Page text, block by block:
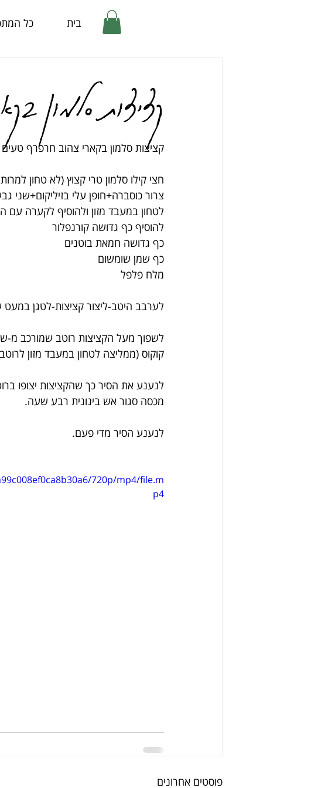
בית כל
קציצות סלמון
קציצות סלמון בקארי צהוב חרפרף
חצי קילו סלמון טרי קצוץ (לא טחון
לטחון במעבד מזון ולהוסיף לקערה עם
להוסיף כף גדושה קורנפלור
כף גדושה חמאת בוטנים
כף שמן שומשום
מלח פלפל
לערבב היטב-ליצור קציצות-לטגן במעט
לשפוך מעל הקציצות רוטב שמורכב מ-
קוקוס (ממליצה לטחון במעבד מזון
לנענע את הסיר כך שהקציצות יצופו
מכסה סגור אש בינונית רבע שעה.
לנענע הסיר מדי פעם.
720p/mp4/file.m
p4
פוסטים אחרונים